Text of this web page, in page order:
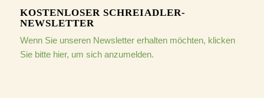
KOSTENLOSER SCHREIADLER-
NEWSLETTER
Wenn Sie unseren Newsletter erhalten möchten, klicken
Sie bitte hier, um sich anzumelden.